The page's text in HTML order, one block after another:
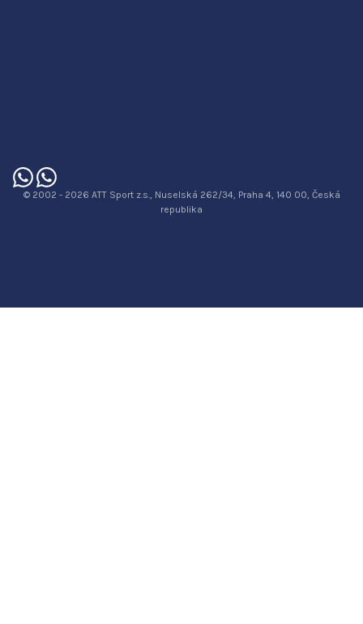
© 2002 - 2026 ATT Sport z.s., Nuselská 262/34, Praha 4, 140 00, Česká
republika